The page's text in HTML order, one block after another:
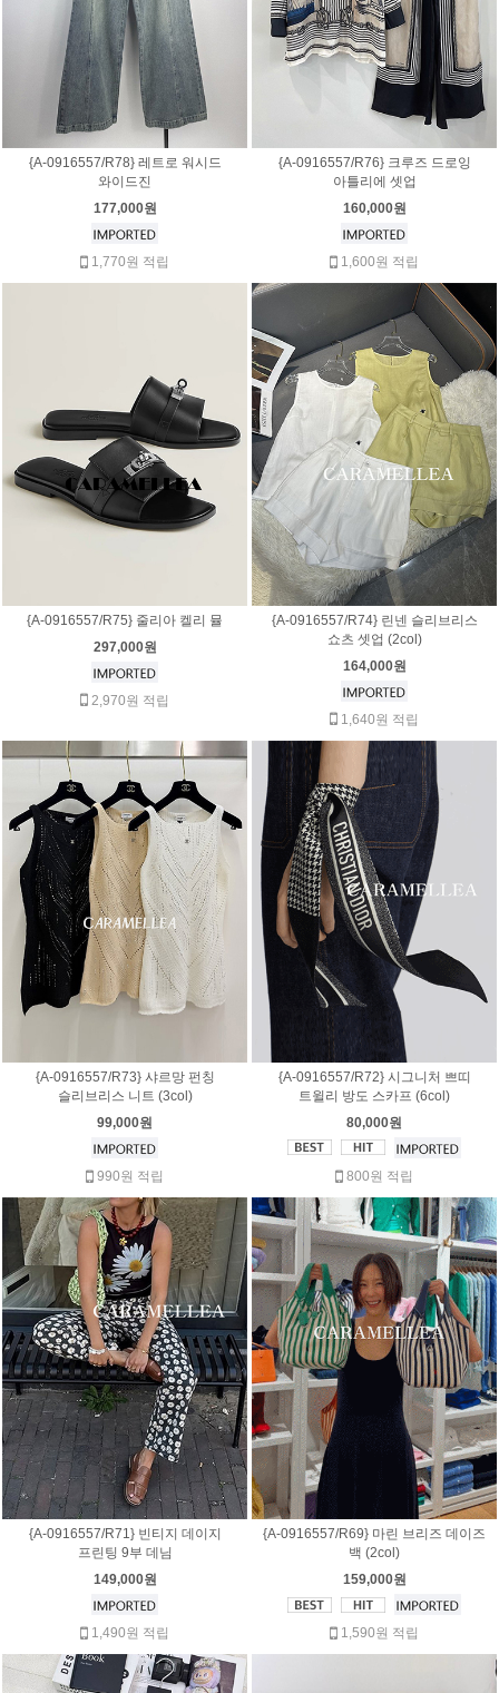
{A-0916557/R78} 레트로 워시드
와이드진
177,000원
1,770원 적립
{A-0916557/R76} 크루즈 드로잉
아틀리에 셋업
160,000원
1,600원 적립
{A-0916557/R75} 줄리아 켈리 뮬
297,000원
2,970원 적립
{A-0916557/R74} 린넨 슬리브리스
쇼츠 셋업 (2col)
164,000원
1,640원 적립
{A-0916557/R73} 샤르망 펀칭
슬리브리스 니트 (3col)
99,000원
990원 적립
{A-0916557/R72} 시그니처 쁘띠
트윌리 방도 스카프 (6col)
80,000원
800원 적립
{A-0916557/R71} 빈티지 데이지
프린팅 9부 데님
149,000원
1,490원 적립
{A-0916557/R69} 마린 브리즈 데이즈
백 (2col)
159,000원
1,590원 적립